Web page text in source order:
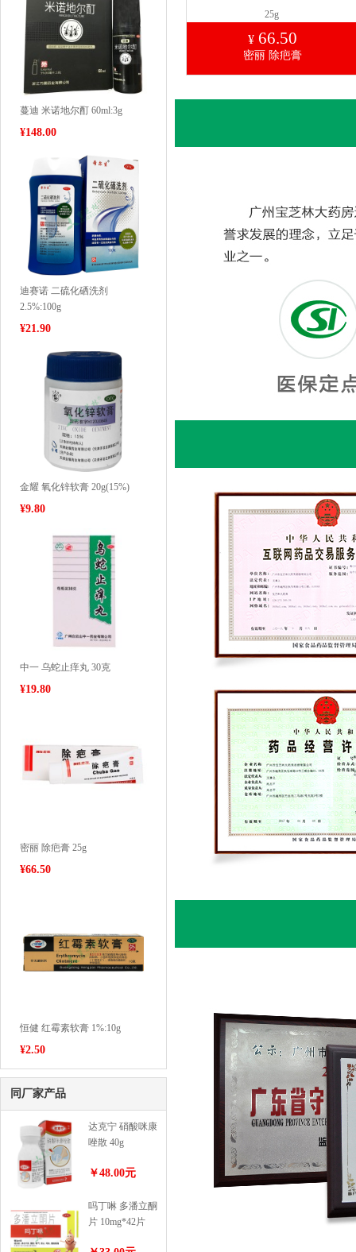
蔓迪 米诺地尔酊 60ml:3g
¥148.00
迪赛诺 二硫化硒洗剂
2.5%:100g
¥21.90
金耀 氧化锌软膏 20g(15%)
¥9.80
中一 乌蛇止痒丸 30克
¥19.80
密丽 除疤膏 25g
¥66.50
恒健 红霉素软膏 1%:10g
¥2.50
同厂家产品
达克宁 硝酸咪康
唑散 40g
￥48.00元
吗丁啉 多潘立酮
片 10mg*42片
25g
¥ 66.50
密丽 除疤膏